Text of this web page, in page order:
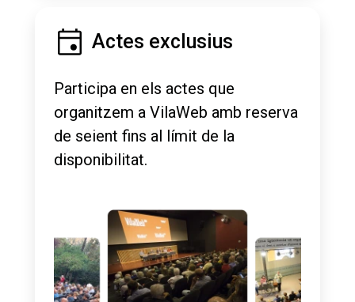
Actes exclusius
Participa en els actes que
organitzem a VilaWeb amb reserva
de seient fins al límit de la
disponibilitat.